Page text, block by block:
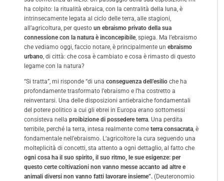
ha colpito: la ritualità ebraica, con la centralità della luna, è
intrinsecamente legata al ciclo delle terra, alle stagioni,
all’agricoltura, per questo un ebraismo privato della sua
connessione con la natura è inconcepibile, spiega. Ma l’ebraismo
che vediamo oggi, faccio notare, è principalmente un ebraismo
urbano , di città: che cosa è cambiato e cosa è rimasto di questo
legame con la natura?
“Si tratta”, mi risponde “di una conseguenza dell’esilio che ha
profondamente trasformato l’ebraismo e l’ha costretto a
reinventarsi. Una delle disposizioni antiebraiche fondamentali
del potere politico a cui gli ebrei in Europa erano sottomessi
consisteva nella proibizione di possedere terra. Una perdita
terribile, perché la terra, intesa realmente come terra consacrata , è
fondamentale nell’ebraismo. L’agricoltore la cura seguendo una
molteplicità di concetti, sta attento a ogni dettaglio, al fatto che
ogni cosa ha il suo spirito, il suo ritmo, le sue esigenze: per
questo certe coltivazioni non vanno messe accanto ad altre e
animali diversi non vanno fatti lavorare insieme”. (Deuteronomio